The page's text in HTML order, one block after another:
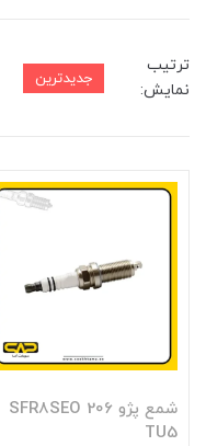
ترتیب
نمایش:
جدیدترین
شمع پژو 206 SFR8SEO
TU5